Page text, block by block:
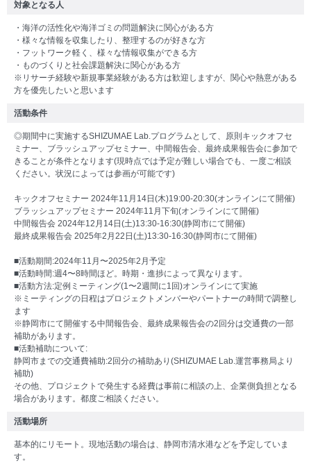
対象となる人
・海洋の活性化や海洋ゴミの問題解決に関心がある方
・様々な情報を収集したり、整理するのが好きな方
・フットワーク軽く、様々な情報収集ができる方
・ものづくりと社会課題解決に関心がある方
※リサーチ経験や新規事業経験がある方は歓迎しますが、関心や熱意がある
方を優先したいと思います
活動条件
◎期間中に実施するSHIZUMAE Lab.プログラムとして、原則キックオフセ
ミナー、ブラッシュアップセミナー、中間報告会、最終成果報告会に参加で
きることが条件となります(現時点では予定が難しい場合でも、一度ご相談
ください。状況によっては参画が可能です)
キックオフセミナー 2024年11月14日(木)19:00-20:30(オンラインにて開催)
ブラッシュアップセミナー 2024年11月下旬(オンラインにて開催)
中間報告会 2024年12月14日(土)13:30-16:30(静岡市にて開催)
最終成果報告会 2025年2月22日(土)13:30-16:30(静岡市にて開催)
■活動期間:2024年11月〜2025年2月予定
■活動時間:週4〜8時間ほど。時期・進捗によって異なります。
■活動方法:定例ミーティング(1〜2週間に1回)オンラインにて実施
※ミーティングの日程はプロジェクトメンバーやパートナーの時間で調整し
ます
※静岡市にて開催する中間報告会、最終成果報告会の2回分は交通費の一部
補助があります。
■活動補助について:
静岡市までの交通費補助:2回分の補助あり(SHIZUMAE Lab.運営事務局より
補助)
その他、プロジェクトで発生する経費は事前に相談の上、企業側負担となる
場合があります。都度ご相談ください。
活動場所
基本的にリモート。現地活動の場合は、静岡市清水港などを予定していま
す。